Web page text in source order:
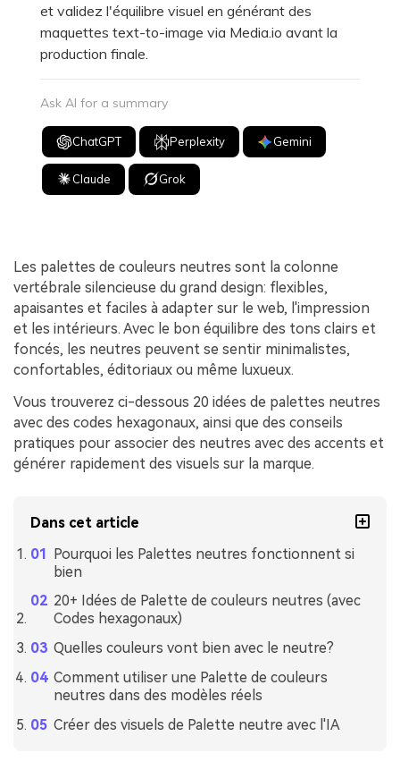
et validez l'équilibre visuel en générant des
maquettes text-to-image via Media.io avant la
production finale.
Ask AI for a summary
ChatGPT Perplexity Gemini
Claude Grok
Les palettes de couleurs neutres sont la colonne
vertébrale silencieuse du grand design: flexibles,
apaisantes et faciles à adapter sur le web, l'impression
et les intérieurs. Avec le bon équilibre des tons clairs et
foncés, les neutres peuvent se sentir minimalistes,
confortables, éditoriaux ou même luxueux.
Vous trouverez ci-dessous 20 idées de palettes neutres
avec des codes hexagonaux, ainsi que des conseils
pratiques pour associer des neutres avec des accents et
générer rapidement des visuels sur la marque.
Dans cet article
Pourquoi les Palettes neutres fonctionnent si
bien
20+ Idées de Palette de couleurs neutres (avec
Codes hexagonaux)
Quelles couleurs vont bien avec le neutre?
Comment utiliser une Palette de couleurs
neutres dans des modèles réels
Créer des visuels de Palette neutre avec l'IA